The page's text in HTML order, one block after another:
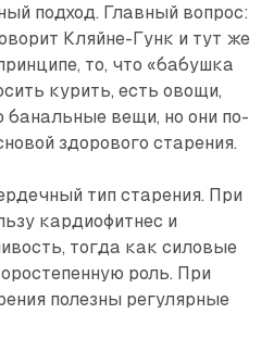
подход. Главный вопрос:
Кляйне-Гунк и тут же
то, что «бабушка
курить, есть овощи,
банальные вещи, но они по-
здорового старения.
тип старения. При
кардио­фитнес и
тогда как силовые
роль. При
полезны регулярные